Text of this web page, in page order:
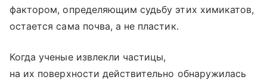
фактором, определяющим судьбу этих химикатов,
остается сама почва, а не пластик.
Когда ученые извлекли частицы,
на их поверхности действительно обнаружилась